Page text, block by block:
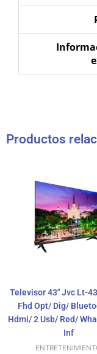
Productos
Televisor 43″ Jvc Lt-
Fhd Opt/ Dig/
Hdmi/ 2 Usb/ Red/
Inf